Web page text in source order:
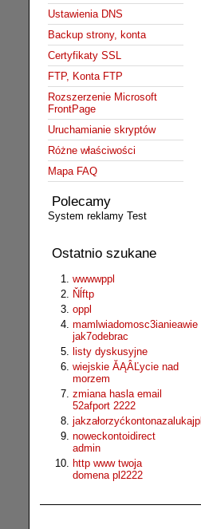
Ustawienia DNS
Backup strony, konta
Certyfikaty SSL
FTP, Konta FTP
Rozszerzenie Microsoft
FrontPage
Uruchamianie skryptów
Różne właściwości
Mapa FAQ
Polecamy
System reklamy Test
Ostatnio szukane
wwwwppl
Ňĺftp
oppl
mamlwiadomosc3ianieawie
jak7odebrac
listy dyskusyjne
wiejskie ĂĄÂĽycie nad
morzem
zmiana hasla email
52afport 2222
jakzałorzyćkontonazalukajpl
noweckontoidirect
admin
http www twoja
domena pl2222